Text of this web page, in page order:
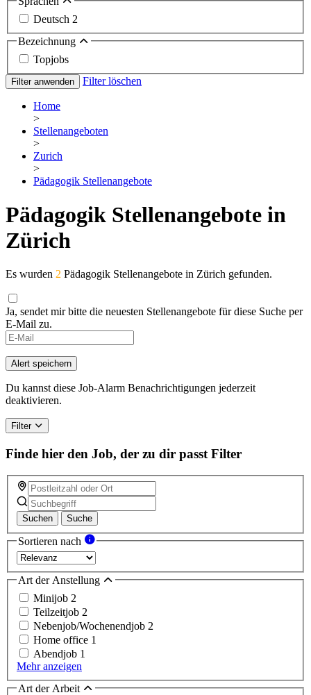
Deutsch 2
Bezeichnung
Topjobs
Filter anwenden Filter löschen
Home
>
Stellenangeboten
>
Zurich
>
Pädagogik Stellenangebote
Pädagogik Stellenangebote in
Zürich
Es wurden 2 Pädagogik Stellenangebote in Zürich gefunden.
Ja, sendet mir bitte die neuesten Stellenangebote für diese Suche per
E-Mail zu.
Alert speichern
Du kannst diese Job-Alarm Benachrichtigungen jederzeit
deaktivieren.
Filter
Finde hier den Job, der zu dir passt Filter
Suchen Suche
Sortieren nach
Art der Anstellung
Minijob 2
Teilzeitjob 2
Nebenjob/Wochenendjob 2
Home office 1
Abendjob 1
Mehr anzeigen
Art der Arbeit